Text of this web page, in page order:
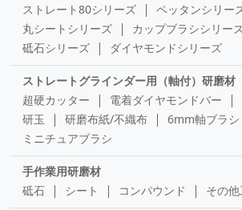
ストレート80シリーズ
ペッタンシリー
丸シートシリーズ
カップブラシシリー
砥石シリーズ
ダイヤモンドシリーズ
ストレートグラインダー用（軸付）研磨材
超硬カッター
電着ダイヤモンドバー
研玉
研磨布紙/不織布
6mm軸ブラシ
ミニチュアブラシ
手作業用研磨材
砥石
シート コンパウンド その